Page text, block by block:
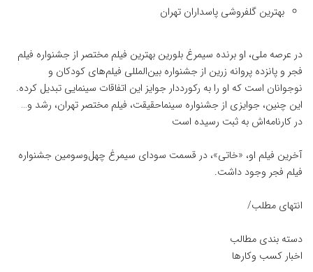
بهترین گلفروشی پاسداران تهران
در عرصه ملی، او برنده سیمرغ بلورین بهترین فیلم مختصر از جشنواره فیلم
فجر و پانزده پروانه زرین از جشنواره بین‌المللی فیلم‌های کودکان و
نوجوانان است که او را به رکورددار جوایز این اتفاقات سینمایی تبدیل کرده.
این چنین، جوایزی از جشنواره سینماحقیقت، فیلم مختصر تهران، رشد و…
در کارنامه‌اش به ثبت رسیده است
آخرین فیلم او، «خاتی»، در قسمت سودای سیمرغ چهل‌وسومین جشنواره
فیلم فجر وجود داشت.
انتهای مطلب/
دسته بندی مطالب
اخبار کسب وکارها